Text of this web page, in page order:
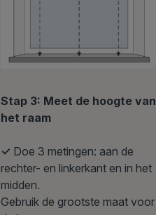
Stap 3: Meet de hoogte van
het raam
✓ Doe 3 metingen: aan de
rechter- en linkerkant en in het
midden.
Gebruik de grootste maat voor